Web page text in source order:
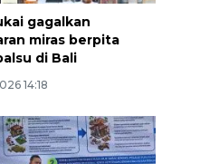
gagalkan
miras berpita
di Bali
14:18